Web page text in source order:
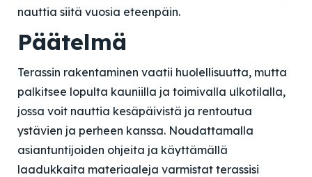
nauttia siitä vuosia eteenpäin.
Päätelmä
Terassin rakentaminen vaatii huolellisuutta, mutta
palkitsee lopulta kauniilla ja toimivalla ulkotilalla,
jossa voit nauttia kesäpäivistä ja rentoutua
ystävien ja perheen kanssa. Noudattamalla
asiantuntijoiden ohjeita ja käyttämällä
laadukkaita materiaaleja varmistat terassisi